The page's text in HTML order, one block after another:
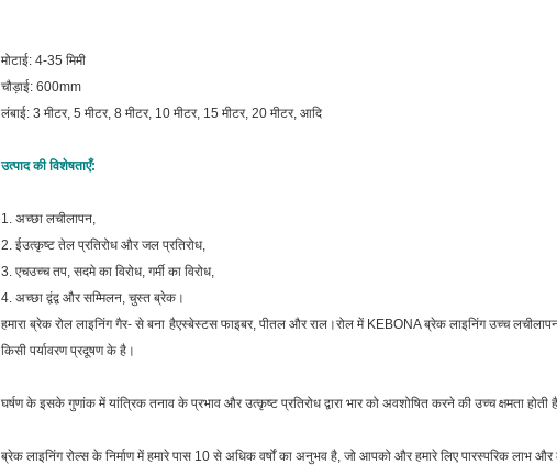
मोटाई: 4-35 मिमी
चौड़ाई: 600mm
लंबाई: 3 मीटर, 5 मीटर, 8 मीटर, 10 मीटर, 15 मीटर, 20 मीटर, आदि
उत्पाद की विशेषताएँ:
1. अच्छा लचीलापन,
2. ईउत्कृष्ट तेल प्रतिरोध और जल प्रतिरोध,
3. एचउच्च तप, सदमे का विरोध, गर्मी का विरोध,
4. अच्छा द्वंद्व और सम्मिलन, चुस्त ब्रेक।
हमारा ब्रेक रोल लाइनिंग गैर- से बना हैएस्बेस्टस फाइबर, पीतल और राल।रोल में KEBONA ब्रेक लाइनिंग उच्च
किसी पर्यावरण प्रदूषण के है।
घर्षण के इसके गुणांक में यांत्रिक तनाव के प्रभाव और उत्कृष्ट प्रतिरोध द्वारा भार को अवशोषित करने की उच्च क्षमता होती
ब्रेक लाइनिंग रोल्स के निर्माण में हमारे पास 10 से अधिक वर्षों का अनुभव है, जो आपको और हमारे लिए पारस्परिक लाभ